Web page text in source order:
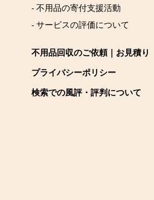
- 不用品の寄付支援活動
- サービスの評価について
不用品回収のご依頼｜お見積り
プライバシーポリシー
検索での風評・評判について